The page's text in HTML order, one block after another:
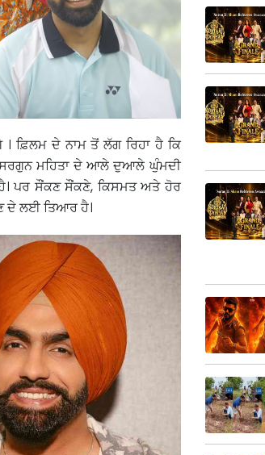
ਫ਼ਿਲਮ ਦੇ ਨਾਮ ਤੋਂ ਲੱਗ ਰਿਹਾ ਹੈ ਕਿ
ਸਰਗੁਨ ਮਹਿਤਾ ਦੇ ਆਲੇ ਦੁਆਲੇ ਘੁੰਮਦੀ
ਪਰ ਸੌਂਕਣ ਸੌਂਕਣੇ, ਕਿਸਮਤ ਅਤੇ ਹੋਰ
ਦੇ ਲਈ ਤਿਆਰ ਹੈ।